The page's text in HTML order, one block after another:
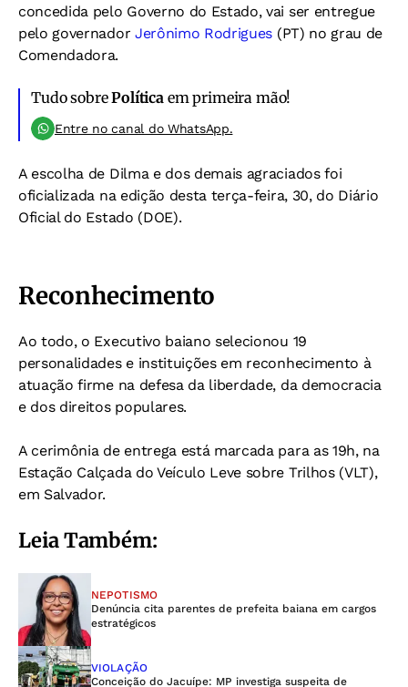
concedida pelo Governo do Estado, vai ser entregue
pelo governador Jerônimo Rodrigues (PT) no grau de
Comendadora.
Tudo sobrePolíticaem primeira mão!
Entre no canal do WhatsApp.
A escolha de Dilma e dos demais agraciados foi
oficializada na edição desta terça-feira, 30, do Diário
Oficial do Estado (DOE).
Reconhecimento
Ao todo, o Executivo baiano selecionou 19
personalidades e instituições em reconhecimento à
atuação firme na defesa da liberdade, da democracia
e dos direitos populares.
A cerimônia de entrega está marcada para as 19h, na
Estação Calçada do Veículo Leve sobre Trilhos (VLT),
em Salvador.
Leia Também:
NEPOTISMO
Denúncia cita parentes de prefeita baiana em cargos
estratégicos
VIOLAÇÃO
Conceição do Jacuípe: MP investiga suspeita de